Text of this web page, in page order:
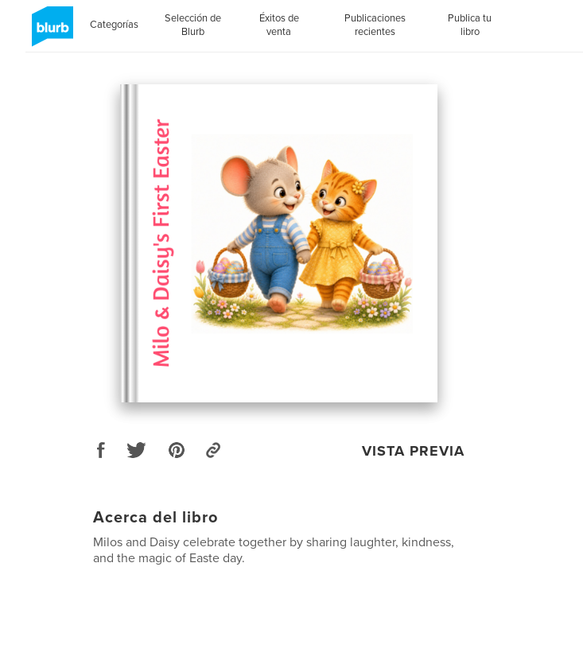
Categorías
Selección de
Blurb
Éxitos de
venta
Publicaciones
recientes
Publica tu
libro
VISTA PREVIA
Acerca del libro
Milos and Daisy celebrate together by sharing laughter, kindness,
and the magic of Easte day.